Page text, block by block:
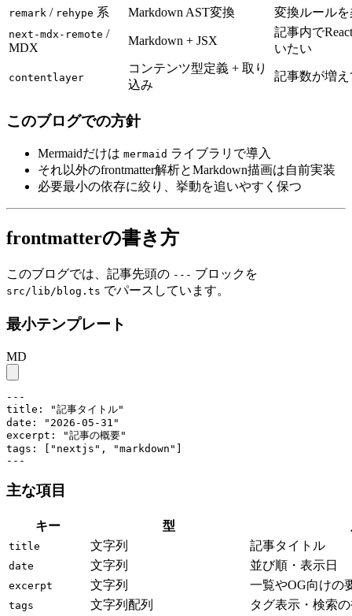
remark / rehype 系 Markdown AST変換 変換ルール
next-mdx-remote /
MDX
Markdown + JSX
記事内で
いたい
contentlayer
コンテンツ型定義 + 取り
込み
記事数が増
このブログでの方針
Mermaidだけは mermaid ライブラリで導入
それ以外のfrontmatter解析とMarkdown描画は自前実装
必要最小の依存に絞り、挙動を追いやすく保つ
frontmatterの書き方
このブログでは、記事先頭の --- ブロックを
src/lib/blog.ts でパースしています。
最小テンプレート
MD
---
title: "記事タイトル"
date: "2026-05-31"
excerpt: "記事の概要"
tags: ["nextjs", "markdown"]
---
主な項目
キー 型
title 文字列 記事タイトル
date 文字列 並び順・表示日
excerpt 文字列 一覧やOG向けの
tags 文字列配列 タグ表示・検索